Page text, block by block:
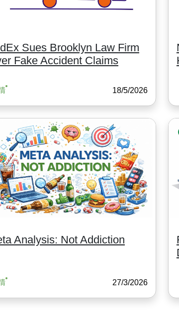
Sues Brooklyn Law Firm
Fake Accident Claims
18/5/2026
Analysis: Not Addiction
27/3/2026